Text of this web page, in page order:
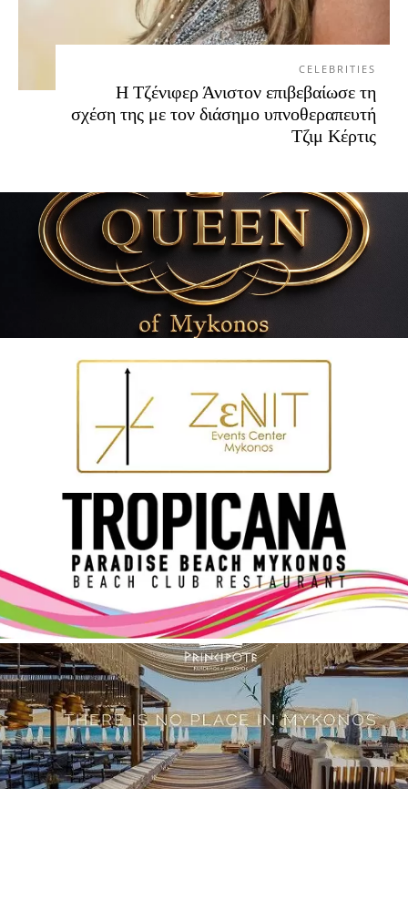
CELEBRITIES
Η Τζένιφερ Άνιστον επιβεβαίωσε τη
σχέση της με τον διάσημο υπνοθεραπευτή
Τζιμ Κέρτις